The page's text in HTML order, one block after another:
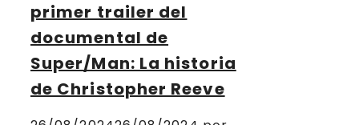
primer trailer del
documental de
Super/Man: La historia
de Christopher Reeve